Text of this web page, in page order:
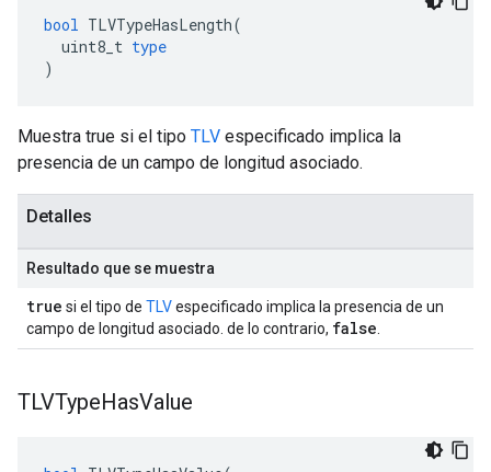
bool TLVTypeHasLength(
uint8_t type
)
Muestra true si el tipo TLV especificado implica la
presencia de un campo de longitud asociado.
Detalles
Resultado que se muestra
true si el tipo de TLVespecificado implica la presencia de un
campo de longitud asociado. de lo contrario, false
TLVTypeHasValue